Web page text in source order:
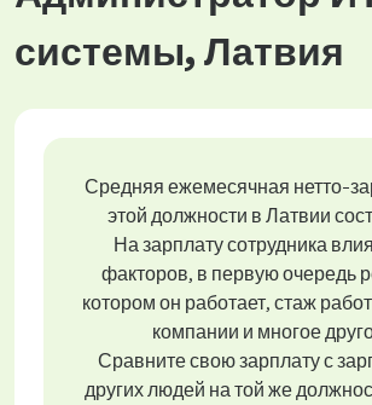
системы, Латвия
Средняя ежемесячная нетто-
этой должности в Латвии
На зарплату сотрудника
факторов, в первую очередь
котором он работает, стаж
компании и многое
Сравните свою зарплату с
других людей на той же